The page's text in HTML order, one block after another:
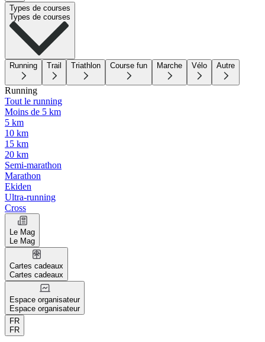
Types de courses
Types de courses
Running Trail Triathlon Course fun Marche Vélo Autre
Running
Tout le running
Moins de 5 km
5 km
10 km
15 km
20 km
Semi-marathon
Marathon
Ekiden
Ultra-running
Cross
Le Mag
Le Mag
Cartes cadeaux
Cartes cadeaux
Espace organisateur
Espace organisateur
FR
FR